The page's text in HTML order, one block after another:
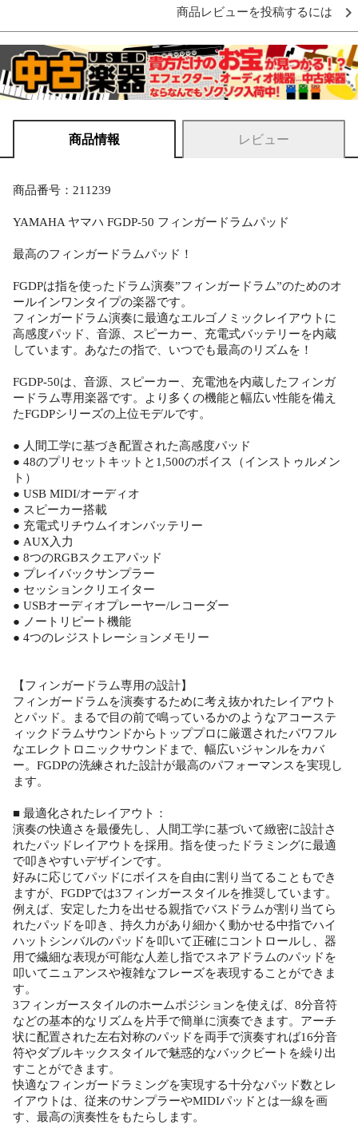
商品レビューを投稿するには
商品情報 レビュー
商品番号：211239
YAMAHA ヤマハ FGDP-50 フィンガードラムパッド
最高のフィンガードラムパッド！
FGDPは指を使ったドラム演奏”フィンガードラム”のためのオ
ールインワンタイプの楽器です。
フィンガードラム演奏に最適なエルゴノミックレイアウトに
高感度パッド、音源、スピーカー、充電式バッテリーを内蔵
しています。あなたの指で、いつでも最高のリズムを！
FGDP-50は、音源、スピーカー、充電池を内蔵したフィンガ
ードラム専用楽器です。より多くの機能と幅広い性能を備え
たFGDPシリーズの上位モデルです。
● 人間工学に基づき配置された高感度パッド
● 48のプリセットキットと1,500のボイス（インストゥルメン
ト）
● USB MIDI/オーディオ
● スピーカー搭載
● 充電式リチウムイオンバッテリー
● AUX入力
● 8つのRGBスクエアパッド
● プレイバックサンプラー
● セッションクリエイター
● USBオーディオプレーヤー/レコーダー
● ノートリピート機能
● 4つのレジストレーションメモリー
【フィンガードラム専用の設計】
フィンガードラムを演奏するために考え抜かれたレイアウト
とパッド。まるで目の前で鳴っているかのようなアコーステ
ィックドラムサウンドからトッププロに厳選されたパワフル
なエレクトロニックサウンドまで、幅広いジャンルをカバ
ー。FGDPの洗練された設計が最高のパフォーマンスを実現し
ます。
■ 最適化されたレイアウト：
演奏の快適さを最優先し、人間工学に基づいて緻密に設計さ
れたパッドレイアウトを採用。指を使ったドラミングに最適
で叩きやすいデザインです。
好みに応じてパッドにボイスを自由に割り当てることもでき
ますが、FGDPでは3フィンガースタイルを推奨しています。
例えば、安定した力を出せる親指でバスドラムが割り当てら
れたパッドを叩き、持久力があり細かく動かせる中指でハイ
ハットシンバルのパッドを叩いて正確にコントロールし、器
用で繊細な表現が可能な人差し指でスネアドラムのパッドを
叩いてニュアンスや複雑なフレーズを表現することができま
す。
3フィンガースタイルのホームポジションを使えば、8分音符
などの基本的なリズムを片手で簡単に演奏できます。アーチ
状に配置された左右対称のパッドを両手で演奏すれば16分音
符やダブルキックスタイルで魅惑的なバックビートを繰り出
すことができます。
快適なフィンガードラミングを実現する十分なパッド数とレ
イアウトは、従来のサンプラーやMIDIパッドとは一線を画
す、最高の演奏性をもたらします。